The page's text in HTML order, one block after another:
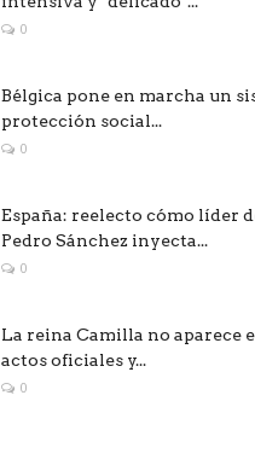
0
Bélgica pone en marcha un
protección social...
0
España: reelecto cómo líder
Pedro Sánchez inyecta...
0
La reina Camilla no aparece
actos oficiales y...
0